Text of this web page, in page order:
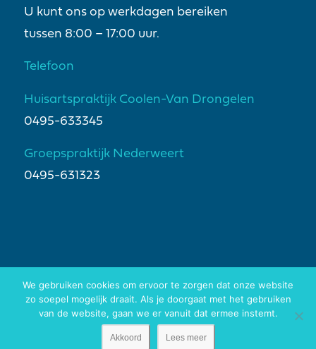
U kunt ons op werkdagen bereiken
tussen 8:00 – 17:00 uur.
Telefoon
Huisartspraktijk Coolen-Van Drongelen
0495-633345
Groepspraktijk Nederweert
0495-631323
Copyright Reisadvies Nederweert -
Privacyverklaring- Website door
We gebruiken cookies om ervoor te zorgen dat onze website
zo soepel mogelijk draait. Als je doorgaat met het gebruiken
van de website, gaan we er vanuit dat ermee instemt.
Akkoord Lees meer